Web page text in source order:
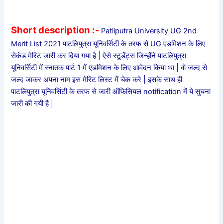
Short description :- Patliputra University UG 2nd
Merit List 2021 पाटलिपुत्रा यूनिवर्सिटी के तरफ से UG एडमिशन के लिए
सेकंड मेरिट जारी कर दिया गया है | ऐसे स्टूडेंट्स जिन्होंने पाटलिपुत्रा
यूनिवर्सिटी में स्नातक पार्ट 1 में एडमिशन के लिए आवेदन किया था | वो जल्द से
जल्द जाकर अपना नाम इस मेरिट लिस्ट में चेक करे | इसके साथ ही
पाटलिपुत्रा यूनिवर्सिटी के तरफ से जारी ऑफिसियल notification में ये सुचना
जारी की गयी है |